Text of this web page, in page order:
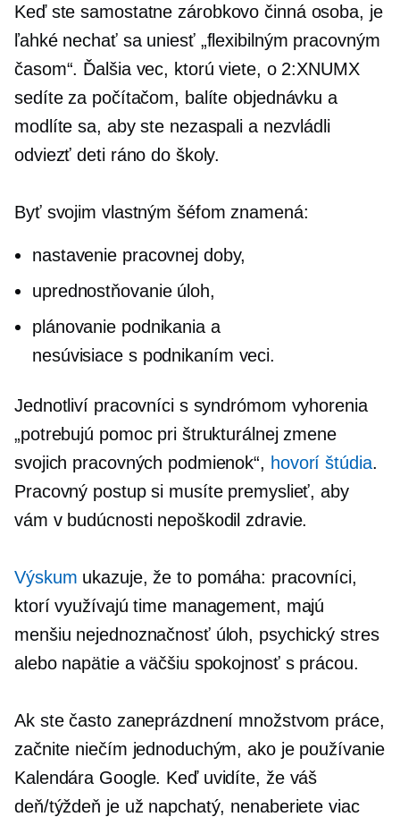
Keď stesamostatne zárobkovo činná osoba, je
ľahké nechať sa uniesť „flexibilným pracovným
časom“. Ďalšia vec, ktorú viete, o 2:XNUMX
sedíte za počítačom, balíte objednávku a
modlíte sa, aby ste nezaspali a nezvládli
odviezť deti ráno do školy.
Byť svojim vlastným šéfom znamená:
nastavenie pracovnej doby,
uprednostňovanie úloh,
plánovanie podnikania a
nesúvisiace s podnikaním veci.
Jednotliví pracovníci s syndrómom vyhorenia
„potrebujú pomoc pri štrukturálnej zmene
svojich pracovných podmienok“, hovorí štúdia.
Pracovný postup si musíte premyslieť, aby
vám v budúcnosti nepoškodil zdravie.
Výskum ukazuje, že to pomáha: pracovníci,
ktorí využívajú time management, majú
menšiu nejednoznačnosť úloh, psychický stres
alebo napätie a väčšiu spokojnosť s prácou.
Ak ste často zaneprázdnení množstvom práce,
začnite niečím jednoduchým, ako je používanie
Kalendára Google. Keď uvidíte, že váš
deň/týždeň je už napchatý, nenaberiete viac